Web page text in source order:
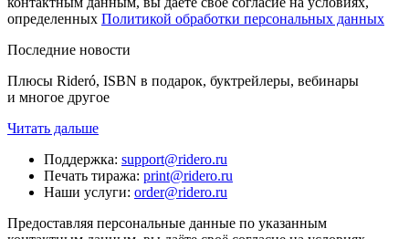
определенных Политикой обработки персональных данных
Последние новости
Плюсы Rideró, ISBN в подарок, буктрейлеры, вебинары
и многое другое
Читать дальше
Поддержка: support@ridero.ru
Печать тиража: print@ridero.ru
Наши услуги: order@ridero.ru
Предоставляя персональные данные по указанным